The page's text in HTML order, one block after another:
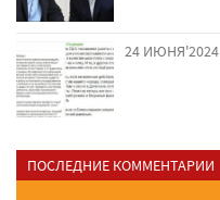
24 ИЮНЯ'2024
ПОСЛЕДНИЕ КОММЕНТАРИИ